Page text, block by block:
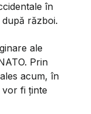
în
război.
ale
Prin
acum, în
vor fi ținte